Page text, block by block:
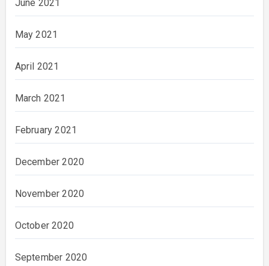
June 2021
May 2021
April 2021
March 2021
February 2021
December 2020
November 2020
October 2020
September 2020